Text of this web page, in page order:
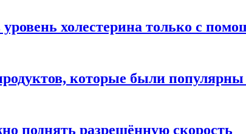
холестерина только с
которые были
поднять разрешённую скорость